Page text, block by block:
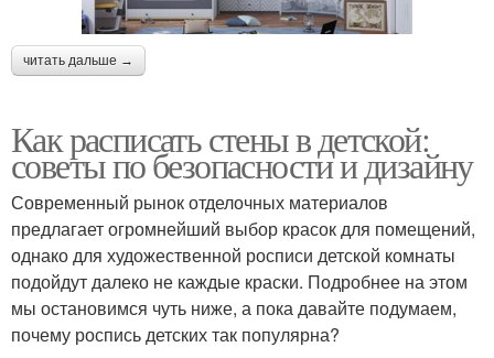
читать дальше →
Как расписать стены в детской:
советы по безопасности и дизайну
Современный рынок отделочных материалов
предлагает огромнейший выбор красок для помещений,
однако для художественной росписи детской комнаты
подойдут далеко не каждые краски. Подробнее на этом
мы остановимся чуть ниже, а пока давайте подумаем,
почему роспись детских так популярна?